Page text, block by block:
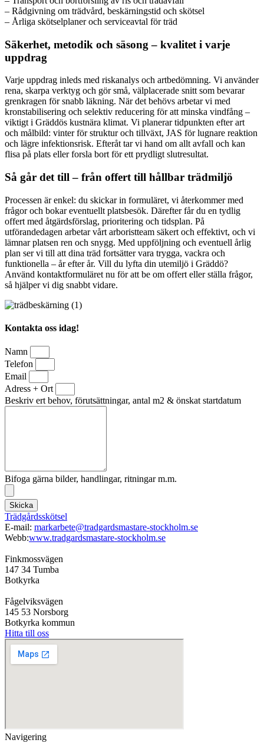
– Rådgivning om trädvård, beskärningstid och skötsel
– Årliga skötselplaner och serviceavtal för träd
Säkerhet, metodik och säsong – kvalitet i varje
uppdrag
Varje uppdrag inleds med riskanalys och artbedömning. Vi använder
rena, skarpa verktyg och gör små, välplacerade snitt som bevarar
grenkragen för snabb läkning. När det behövs arbetar vi med
kronstabilisering och selektiv reducering för att minska vindfång –
viktigt i Gräddös kustnära klimat. Vi planerar tidpunkten efter art
och målbild: vinter för struktur och tillväxt, JAS för lugnare reaktion
och lägre infektionsrisk. Efteråt tar vi hand om allt avfall och kan
flisa på plats eller forsla bort för ett prydligt slutresultat.
Så går det till – från offert till hållbar trädmiljö
Processen är enkel: du skickar in formuläret, vi återkommer med
frågor och bokar eventuellt platsbesök. Därefter får du en tydlig
offert med åtgärdsförslag, prioritering och tidsplan. På
utförandedagen arbetar vårt arboristteam säkert och effektivt, och vi
lämnar platsen ren och snygg. Med uppföljning och eventuell årlig
plan ser vi till att dina träd fortsätter vara trygga, vackra och
funktionella – år efter år. Vill du lyfta din utemiljö i Gräddö?
Använd kontaktformuläret nu för att be om offert eller ställa frågor,
så hjälper vi dig snabbt vidare.
Kontakta oss idag!
Namn
Telefon
Email
Adress + Ort
Beskriv ert behov, förutsättningar, antal m2 & önskat startdatum
Bifoga gärna bilder, handlingar, ritningar m.m.
Skicka
Trädgårdsskötsel
E-mail: markarbete@tradgardsmastare-stockholm.se
Webb:www.tradgardsmastare-stockholm.se
Finkmossvägen
147 34 Tumba
Botkyrka
Fågelviksvägen
145 53 Norsborg
Botkyrka kommun
Hitta till oss
Navigering